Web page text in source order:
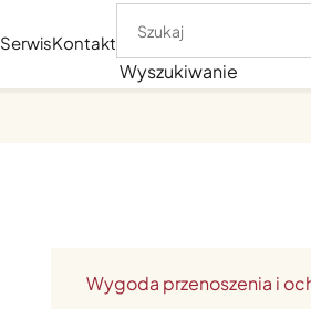
SerwisKontakt
Wyszukiwanie
Wygoda przenoszenia i